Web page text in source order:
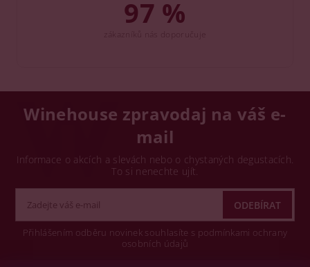
97 %
Winehouse zpravodaj na váš e-
mail
Informace o akcích a slevách nebo o chystaných degustacích.
To si nenechte ujít.
Přihlášením odběru novinek souhlasíte s podmínkami ochrany
osobních údajů